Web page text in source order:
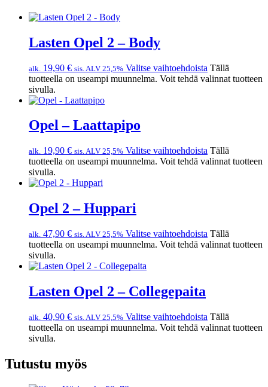
Lasten Opel 2 – Body
alk. 19,90 € sis. ALV 25,5% Valitse vaihtoehdoista Tällä
tuotteella on useampi muunnelma. Voit tehdä valinnat tuotteen
sivulla.
Opel – Laattapipo
alk. 19,90 € sis. ALV 25,5% Valitse vaihtoehdoista Tällä
tuotteella on useampi muunnelma. Voit tehdä valinnat tuotteen
sivulla.
Opel 2 – Huppari
alk. 47,90 € sis. ALV 25,5% Valitse vaihtoehdoista Tällä
tuotteella on useampi muunnelma. Voit tehdä valinnat tuotteen
sivulla.
Lasten Opel 2 – Collegepaita
alk. 40,90 € sis. ALV 25,5% Valitse vaihtoehdoista Tällä
tuotteella on useampi muunnelma. Voit tehdä valinnat tuotteen
sivulla.
Tutustu myös